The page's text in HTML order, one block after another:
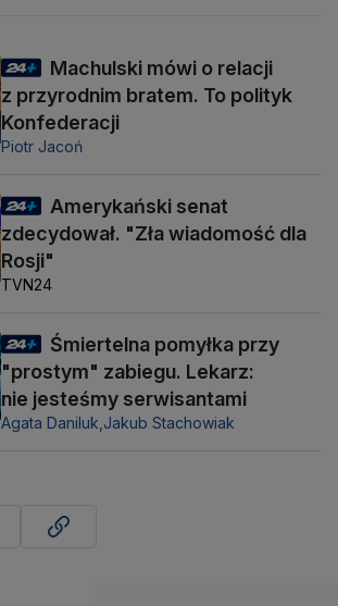
Machulski mówi o relacji
z przyrodnim bratem. To polityk
Konfederacji
Piotr Jacoń
Amerykański senat
zdecydował. "Zła wiadomość dla
Rosji"
TVN24
Śmiertelna pomyłka przy
"prostym" zabiegu. Lekarz:
nie jesteśmy serwisantami
Agata Daniluk, Jakub Stachowiak